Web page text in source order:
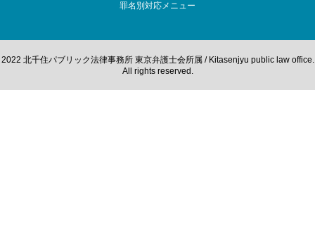
罪名別対応メニュー
2022 北千住パブリック法律事務所 東京弁護士会所属 / Kitasenjyu public law office.
All rights reserved.